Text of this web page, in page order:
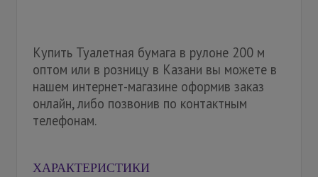
Купить Туалетная бумага в рулоне 200 м
оптом или в розницу в Казани вы можете в
нашем интернет-магазине оформив заказ
онлайн, либо позвонив по контактным
телефонам.
ХАРАКТЕРИСТИКИ